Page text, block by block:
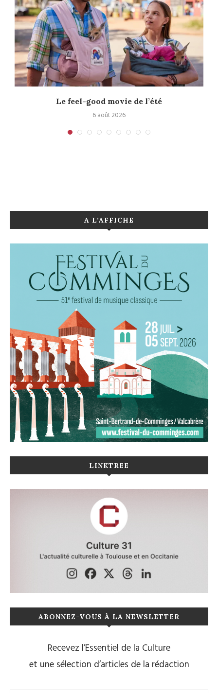
Le feel-good movie de l’été
6 août 2026
A L’AFFICHE
LINKTREE
ABONNEZ-VOUS À LA NEWSLETTER
Recevez l’Essentiel de la Culture
et une sélection d’articles de la rédaction